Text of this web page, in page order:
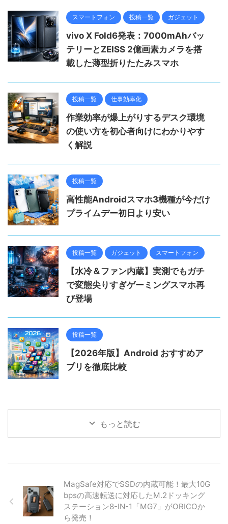
スマートフォン 投稿一覧 ガジェット
vivo X Fold6発表：7000mAhバッ
テリーとZEISS 2億画素カメラを搭
載した薄型折りたたみスマホ
投稿一覧 仕事効率化
作業効率が爆上がりするデスク環境
の使い方を初心者向けにわかりやす
く解説
投稿一覧
高性能Androidスマホ3機種が今だけ
プライムデー初日より安い
投稿一覧 ガジェット スマートフォン
【水冷＆ファン内蔵】実測でもガチ
で変態尖りすぎゲーミングスマホ再
び登場
投稿一覧
【2026年版】Android おすすめア
プリを徹底比較
もっと読む
MagSafe対応でSSDの内蔵可能！最大10G
bpsの高速転送に対応したM.2ドッキング
ステーション8-IN-1「MG7」がORICOか
ら発売！